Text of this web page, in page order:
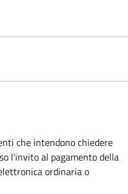
che intendono chiedere
l'invito al pagamento della
ordinaria o